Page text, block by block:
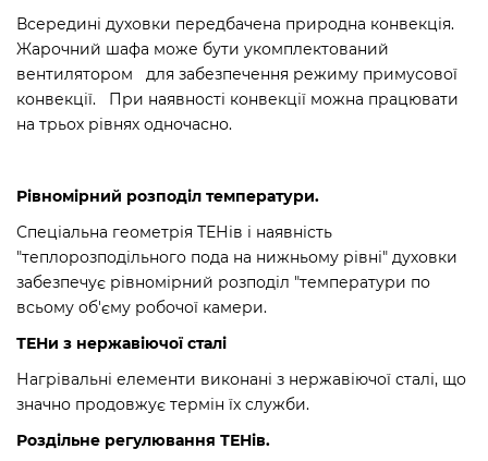
Всередині духовки передбачена природна конвекція.
Жарочний шафа може бути укомплектований
вентилятором для забезпечення режиму примусової
конвекції. При наявності конвекції можна працювати
на трьох рівнях одночасно.
Рівномірний розподіл температури.
Спеціальна геометрія ТЕНів і наявність
"теплорозподільного пода на нижньому рівні" духовки
забезпечує рівномірний розподіл "температури по
всьому об'єму робочої камери.
ТЕНи з нержавіючої сталі
Нагрівальні елементи виконані з нержавіючої сталі, що
значно продовжує термін їх служби.
Роздільне регулювання ТЕНів.